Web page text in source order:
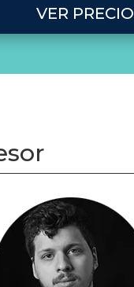
VER PRECIO